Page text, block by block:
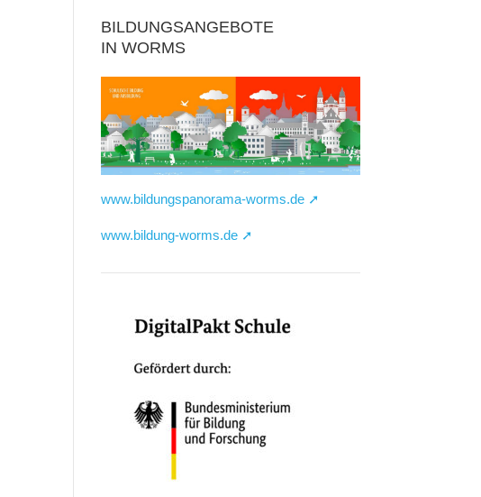
BILDUNGSANGEBOTE
IN WORMS
www.bildungspanorama-worms.de ➚
www.bildung-worms.de ➚